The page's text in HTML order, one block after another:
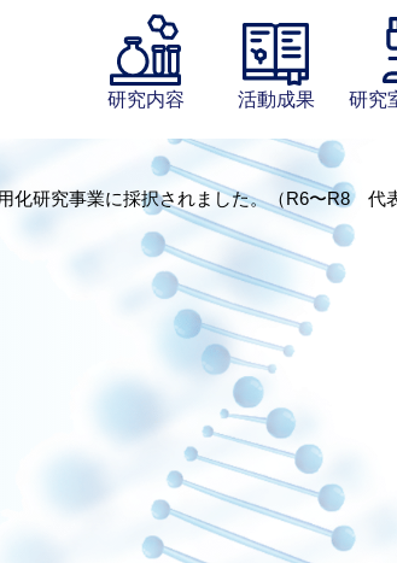
研究内容 活動成果 研究
化研究事業に採択されました。（R6〜R8 代